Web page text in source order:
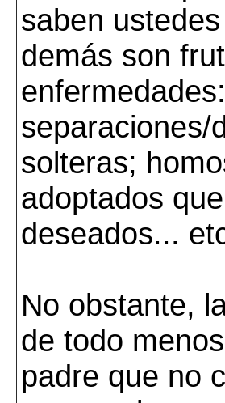
saben
demás son
enfermedades:
separaciones/
solteras;
adoptados
deseados...
No obstante,
de todo
padre que no